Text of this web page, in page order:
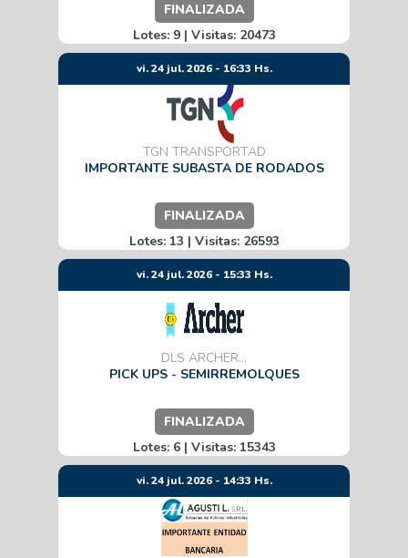
FINALIZADA
Lotes: 9 | Visitas: 20473
vi. 24 jul. 2026 - 16:33 Hs.
TGN TRANSPORTAD
IMPORTANTE SUBASTA DE RODADOS
FINALIZADA
Lotes: 13 | Visitas: 26593
vi. 24 jul. 2026 - 15:33 Hs.
DLS ARCHER...
PICK UPS - SEMIRREMOLQUES
FINALIZADA
Lotes: 6 | Visitas: 15343
vi. 24 jul. 2026 - 14:33 Hs.